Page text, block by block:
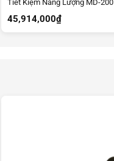
Tiết Kiệm Năng Lượng MD-200
45,914,000₫